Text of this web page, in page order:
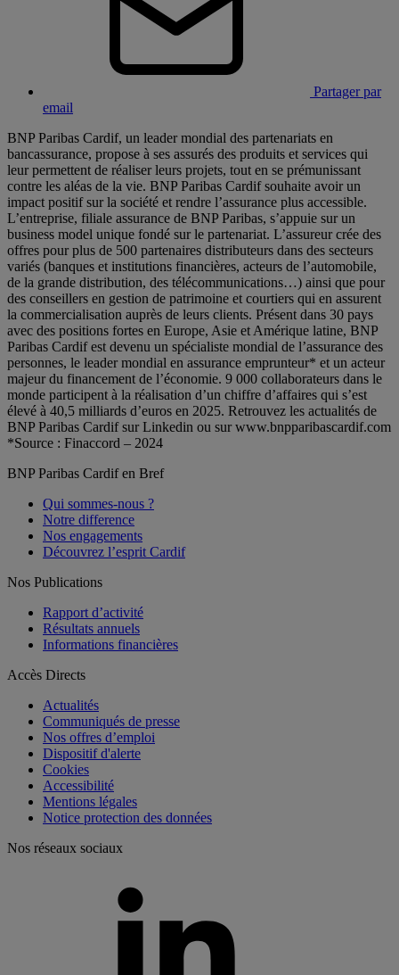
Partager par
email
BNP Paribas Cardif, un leader mondial des partenariats en
bancassurance, propose à ses assurés des produits et services qui
leur permettent de réaliser leurs projets, tout en se prémunissant
contre les aléas de la vie. BNP Paribas Cardif souhaite avoir un
impact positif sur la société et rendre l’assurance plus accessible.
L’entreprise, filiale assurance de BNP Paribas, s’appuie sur un
business model unique fondé sur le partenariat. L’assureur crée des
offres pour plus de 500 partenaires distributeurs dans des secteurs
variés (banques et institutions financières, acteurs de l’automobile,
de la grande distribution, des télécommunications…) ainsi que pour
des conseillers en gestion de patrimoine et courtiers qui en assurent
la commercialisation auprès de leurs clients. Présent dans 30 pays
avec des positions fortes en Europe, Asie et Amérique latine, BNP
Paribas Cardif est devenu un spécialiste mondial de l’assurance des
personnes, le leader mondial en assurance emprunteur* et un acteur
majeur du financement de l’économie. 9 000 collaborateurs dans le
monde participent à la réalisation d’un chiffre d’affaires qui s’est
élevé à 40,5 milliards d’euros en 2025. Retrouvez les actualités de
BNP Paribas Cardif sur Linkedin ou sur www.bnpparibascardif.com
*Source : Finaccord – 2024
BNP Paribas Cardif en Bref
Qui sommes-nous ?
Notre difference
Nos engagements
Découvrez l’esprit Cardif
Nos Publications
Rapport d’activité
Résultats annuels
Informations financières
Accès Directs
Actualités
Communiqués de presse
Nos offres d’emploi
Dispositif d'alerte
Cookies
Accessibilité
Mentions légales
Notice protection des données
Nos réseaux sociaux